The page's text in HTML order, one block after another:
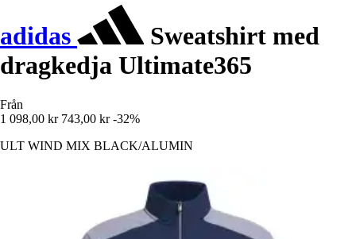
adidas
Sweatshirt med
dragkedja Ultimate365
Från
1 098,00 kr 743,00 kr -32%
ULT WIND MIX BLACK/ALUMIN